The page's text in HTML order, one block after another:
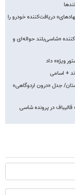
دریافت‌کننده خودرو را
«شاسی‌بلند حواله‌ای و
ویژه» داد
جدل «درون اردوگاهی»
قالیباف در پرونده شاسی